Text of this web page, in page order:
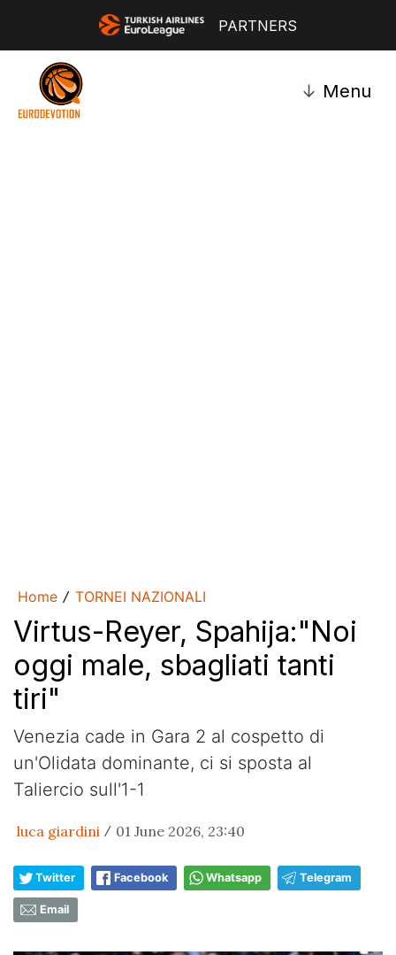
PARTNERS
↓ Menu
Home / TORNEI NAZIONALI
Virtus-Reyer, Spahija:"Noi
oggi male, sbagliati tanti
tiri"
Venezia cade in Gara 2 al cospetto di
un'Olidata dominante, ci si sposta al
Taliercio sull'1-1
luca giardini / 01 June 2026, 23:40
Twitter Facebook Whatsapp Telegram
Email